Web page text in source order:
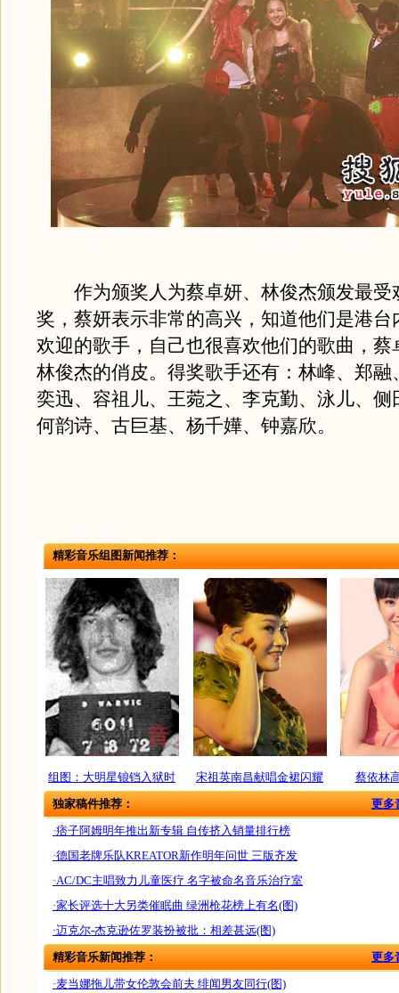
作为颁奖人为蔡卓妍、林俊杰颁发最受
奖，蔡妍表示非常的高兴，知道他们是港台
欢迎的歌手，自己也很喜欢他们的歌曲，蔡
林俊杰的俏皮。得奖歌手还有：林峰、郑融
奕迅、容祖儿、王菀之、李克勤、泳儿、侧
何韵诗、古巨基、杨千嬅、钟嘉欣。
精彩音乐组图新闻推荐：
组图：大明星锒铛入狱时 宋祖英南昌献唱金裙闪耀
蔡依林
独家稿件推荐：
更多
·痞子阿姆明年推出新专辑 自传挤入销量排行榜
·德国老牌乐队KREATOR新作明年问世 三版齐发
·AC/DC主唱致力儿童医疗 名字被命名音乐治疗室
·家长评选十大另类催眠曲 绿洲枪花榜上有名(图)
·迈克尔-杰克逊佐罗装扮被批：相差甚远(图)
精彩音乐新闻推荐：
更多
·麦当娜拖儿带女伦敦会前夫 绯闻男友同行(图)